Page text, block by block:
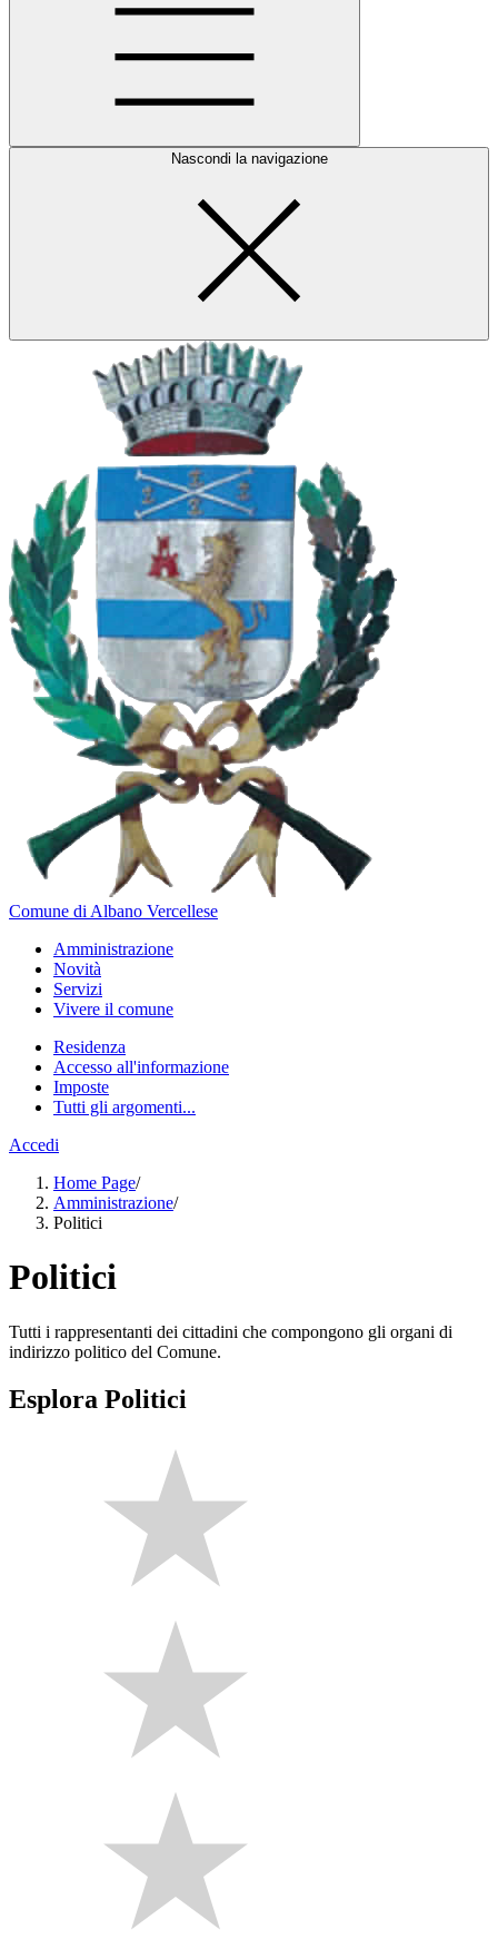
Nascondi la navigazione
Comune di Albano Vercellese
Amministrazione
Novità
Servizi
Vivere il comune
Residenza
Accesso all'informazione
Imposte
Tutti gli argomenti...
Accedi
Home Page/
Amministrazione/
Politici
Politici
Tutti i rappresentanti dei cittadini che compongono gli organi di
indirizzo politico del Comune.
Esplora Politici